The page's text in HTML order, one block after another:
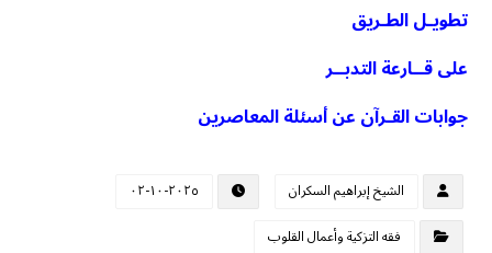
تطويـل الطـريق
على قــارعة التدبــر
جوابات القـرآن عن أسئلة المعاصرين
الشيخ إبراهيم السكران
٢٠٢٥-١٠-٠٢
فقه التزكية وأعمال القلوب